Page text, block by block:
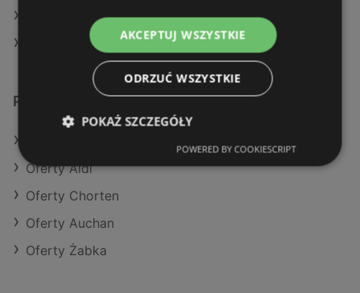
Aktualne gazetki Stokrotka
Sklepy Netto w Międzyzdroje
Podobne sklepy detaliczne
Oferty Aldi
Oferty Chorten
Oferty Auchan
Oferty Żabka
AKCEPTUJ WSZYSTKIE
ODRZUĆ WSZYSTKIE
POKAŻ SZCZEGÓŁY
POWERED BY COOKIESCRIPT